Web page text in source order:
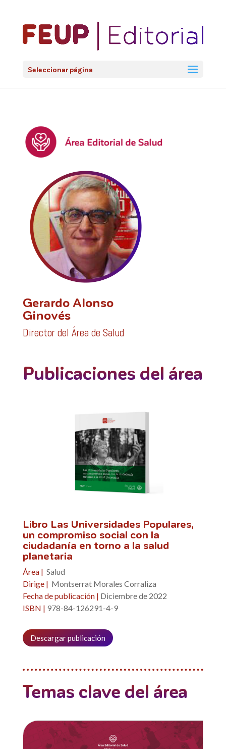
Seleccionar página
Gerardo Alonso
Ginovés
Director del Área de Salud
Publicaciones del área
Libro Las Universidades Populares,
un compromiso social con la
ciudadanía en torno a la salud
planetaria
Área | Salud
Dirige | Montserrat Morales Corraliza
Fecha de publicación | Diciembre de 2022
ISBN | 978-84-126291-4-9
Descargar publicación
Temas clave del área